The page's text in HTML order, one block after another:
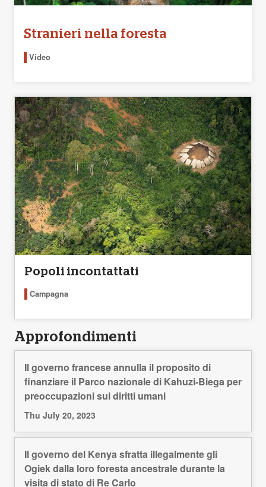
Stranieri nella foresta
Video
Popoli incontattati
Campagna
Approfondimenti
Il governo francese annulla il proposito di
finanziare il Parco nazionale di Kahuzi-Biega per
preoccupazioni sui diritti umani
Thu July 20, 2023
Il governo del Kenya sfratta illegalmente gli
Ogiek dalla loro foresta ancestrale durante la
visita di stato di Re Carlo